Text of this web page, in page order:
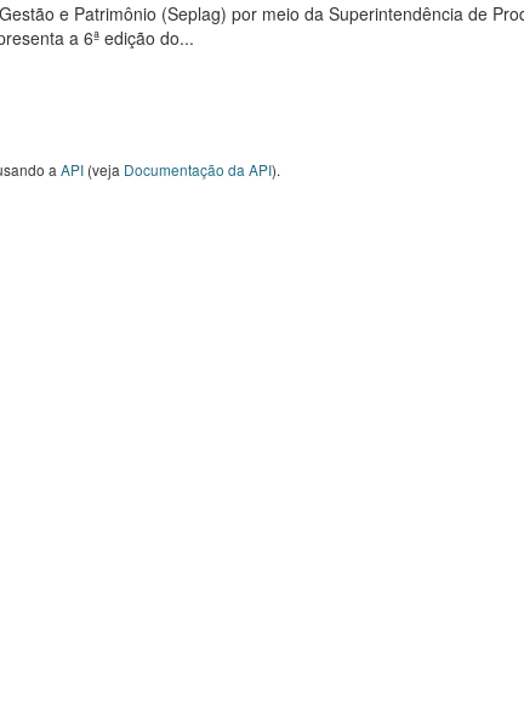
e Patrimônio (Seplag) por meio da Superintendência de
a 6ª edição do...
a API (veja Documentação da API).